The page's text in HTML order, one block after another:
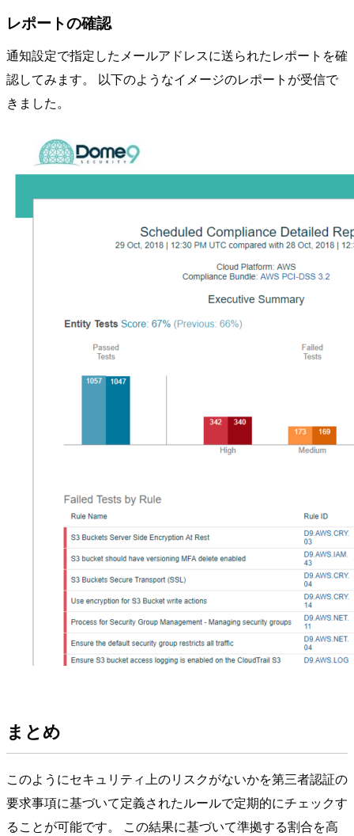
レポートの確認
通知設定で指定したメールアドレスに送られたレポートを確
認してみます。 以下のようなイメージのレポートが受信で
きました。
まとめ
このようにセキュリティ上のリスクがないかを第三者認証の
要求事項に基づいて定義されたルールで定期的にチェックす
ることが可能です。 この結果に基づいて準拠する割合を高